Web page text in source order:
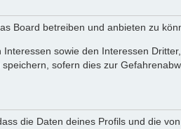
Board betreiben und anbieten zu
sowie den Interessen
sofern dies zur
die Daten deines Profils und die